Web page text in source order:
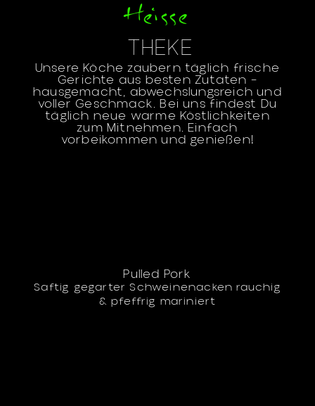
Heisse
THEKE
Unsere Köche zaubern täglich frische
Gerichte aus besten Zutaten –
hausgemacht, abwechslungsreich und
voller Geschmack. Bei uns findest Du
täglich neue warme Köstlichkeiten
zum Mitnehmen. Einfach
vorbeikommen und genießen!
Pulled Pork
Saftig gegarter Schweinenacken rauchig
& pfeffrig mariniert